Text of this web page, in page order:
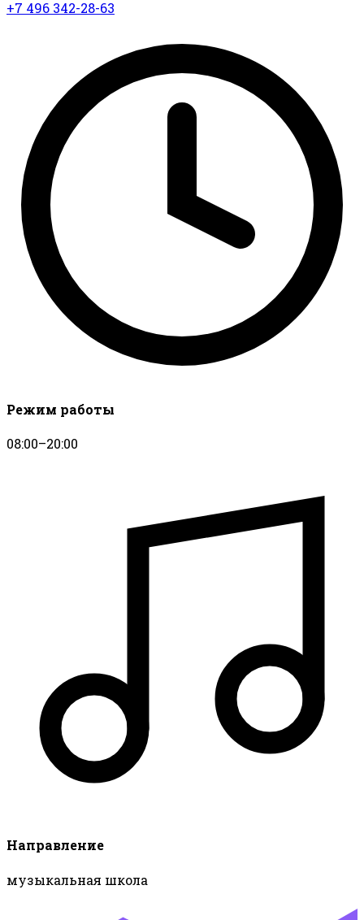
+7 496 342-28-63
Режим работы
08:00–20:00
Направление
музыкальная школа